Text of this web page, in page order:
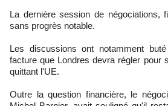
La dernière session de négociations,
sans progrès notable.
Les discussions ont notamment
facture que Londres devra régler pour
quittant l'UE.
Outre la question financière, le